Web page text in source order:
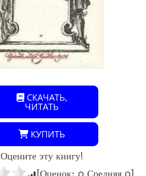
СКАЧАТЬ,
ЧИТАТЬ
КУПИТЬ
Оцените эту книгу!